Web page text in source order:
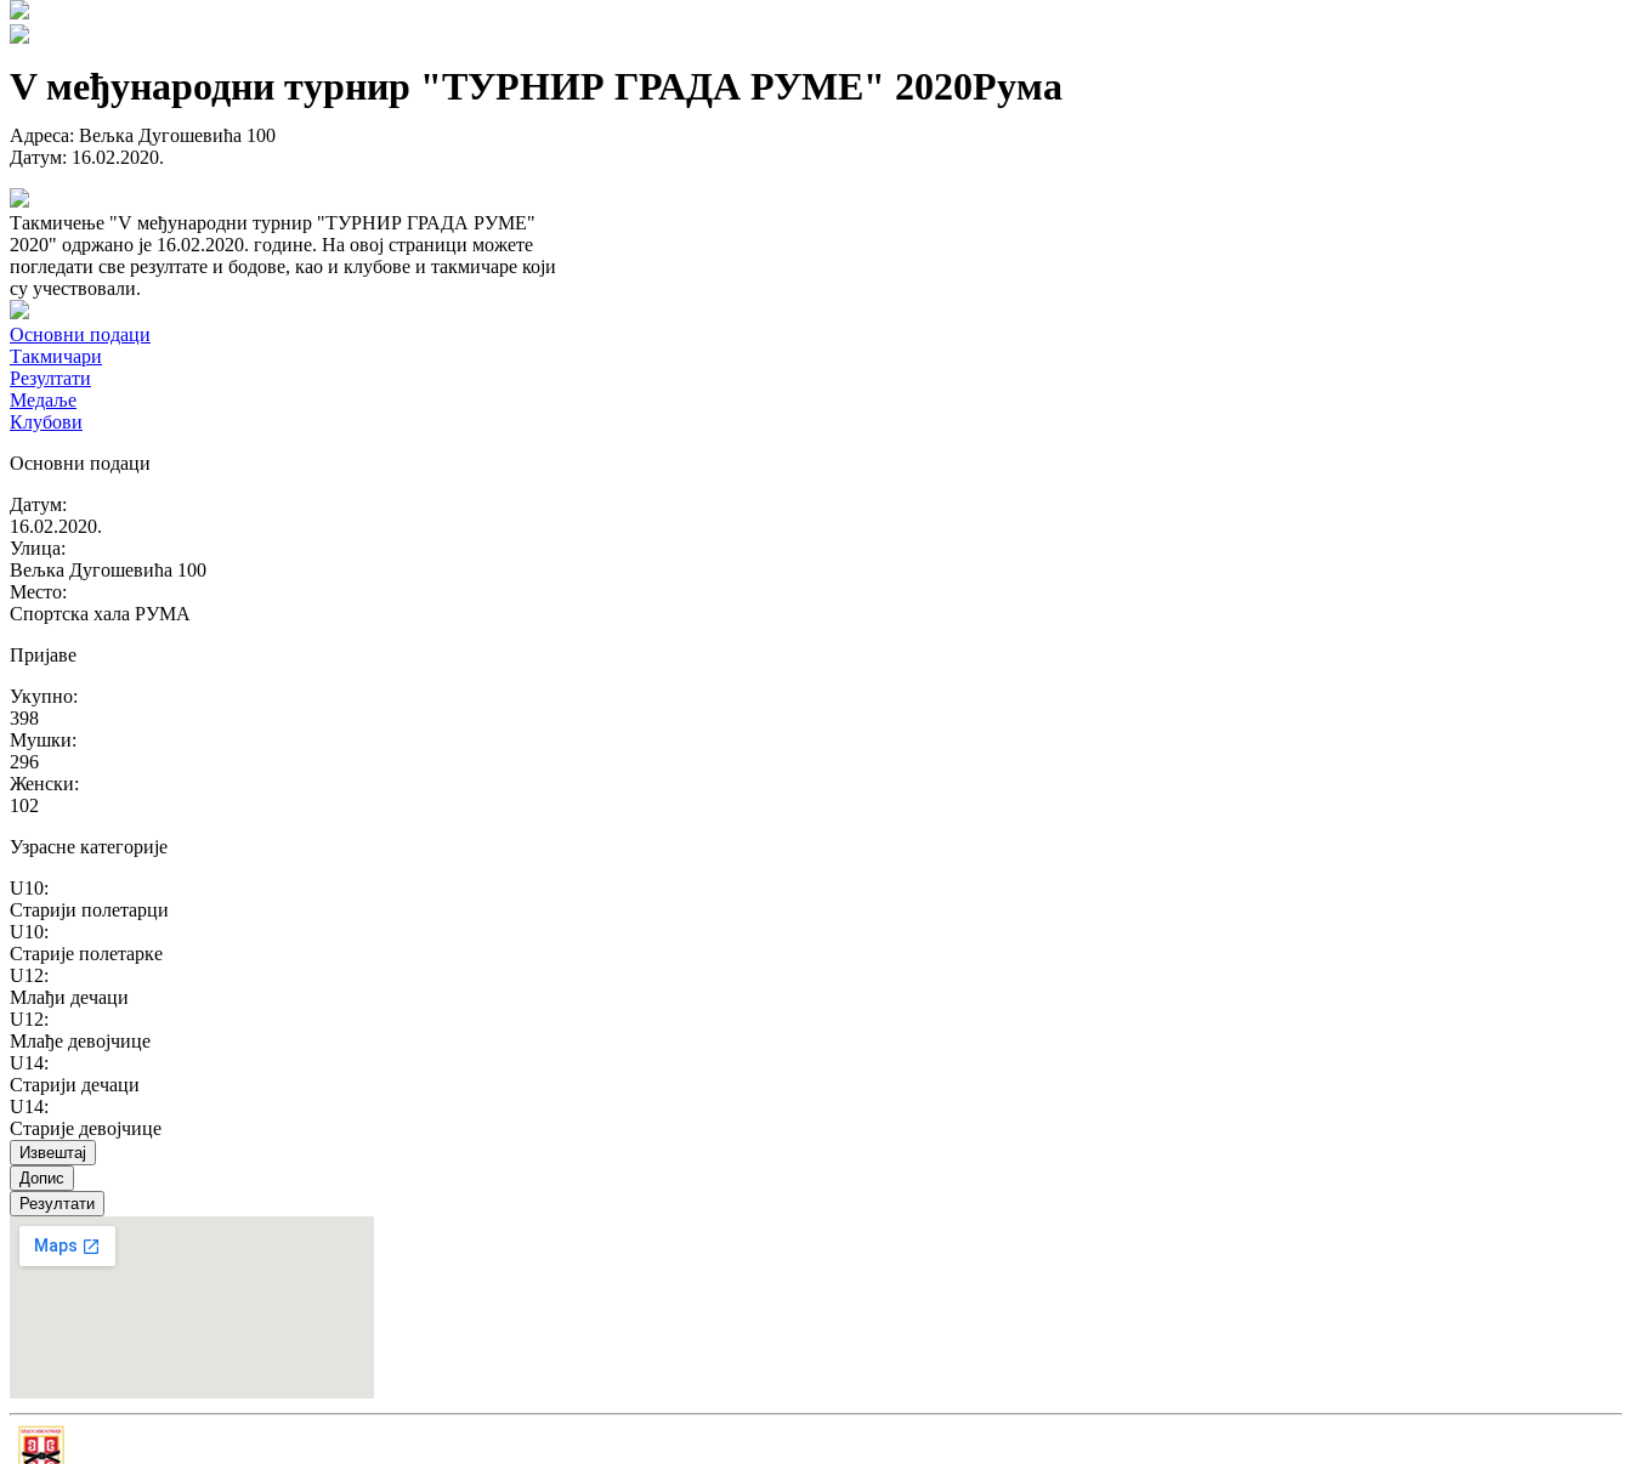
V међународни турнир "ТУРНИР ГРАДА РУМЕ" 2020Рума
Адреса: Вељка Дугошевића 100
Датум: 16.02.2020.
Такмичење "V међународни турнир "ТУРНИР ГРАДА РУМЕ"
2020" одржано је 16.02.2020. године. На овој страници можете
погледати све резултате и бодове, као и клубове и такмичаре који
су учествовали.
Основни подаци
Такмичари
Резултати
Медаље
Клубови
Основни подаци
Датум:
16.02.2020.
Улица:
Вељка Дугошевића 100
Место:
Спортска хала РУМА
Пријаве
Укупно:
398
Мушки:
296
Женски:
102
Узрасне категорије
U10:
Старији полетарци
U10:
Старије полетарке
U12:
Млађи дечаци
U12:
Млађе девојчице
U14:
Старији дечаци
U14:
Старије девојчице
Извештај
Допис
Резултати